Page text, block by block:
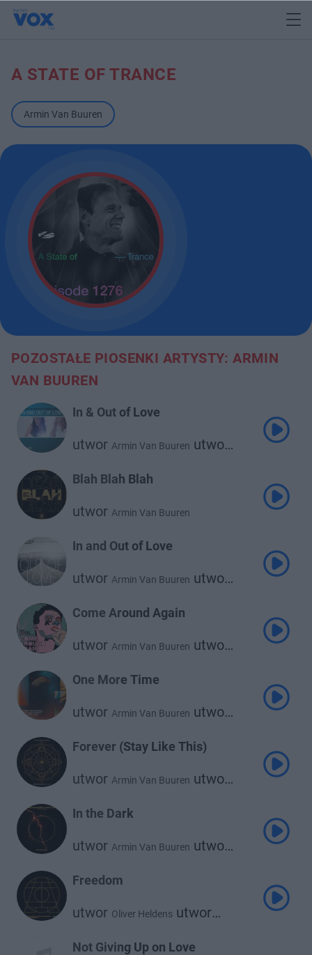
A STATE OF TRANCE
Armin Van Buuren
POZOSTAŁE PIOSENKI ARTYSTY: ARMIN
VAN BUUREN
In & Out of Love
utwor Armin Van Buuren utwor
Blah Blah Blah
utwor Armin Van Buuren
In and Out of Love
utwor Armin Van Buuren utwor
Come Around Again
utwor Armin Van Buuren utwor
One More Time
utwor Armin Van Buuren utwor
Forever (Stay Like This)
utwor Armin Van Buuren utwor
In the Dark
utwor Armin Van Buuren utwor
Freedom
utwor Oliver Heldens utwor
Not Giving Up on Love